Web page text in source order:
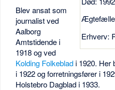
Erhverv:
Blev ansat som
journalist ved
Aalborg
Amtstidende i
1918 og ved
Kolding Folkeblad i 1920.
i 1922 og forretningsfører i
Holstebro Dagblad i 1933.